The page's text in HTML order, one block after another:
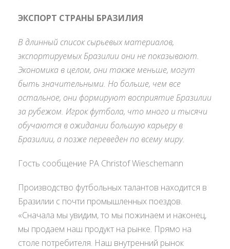
ЭКСПОРТ СТРАНЫ БРАЗИЛИЯ
В длинный список сырьевых материалов,
экспортируемых Бразилии они не показывают.
Экономика в целом, они также меньше, могут
быть значительными. Но больше, чем все
остальное, они формируют восприятие Бразилии
за рубежом. Игрок футбола, что много и тысячи
обучаются в ожидании большую карьеру в
Бразилии, а позже переведен по всему миру.
Гость сообщение РА Christof Wieschemann
Производство футбольных талантов находится в
Бразилии с почти промышленных поездов.
«Сначала мы увидим, то мы пожинаем и наконец,
мы продаем наш продукт на рынке. Прямо на
столе потребителя. Наш внутренний рынок